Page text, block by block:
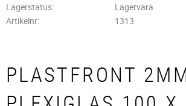
Lagerstatus
Lagervara
Artikelnr
1313
PLASTFRONT